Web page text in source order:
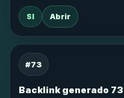
SI Abrir
#73
Backlink generado 73